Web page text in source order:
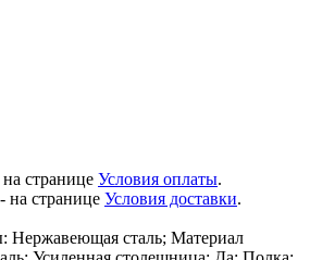
странице Условия оплаты.
на странице Условия доставки.
Нержавеющая сталь; Материал